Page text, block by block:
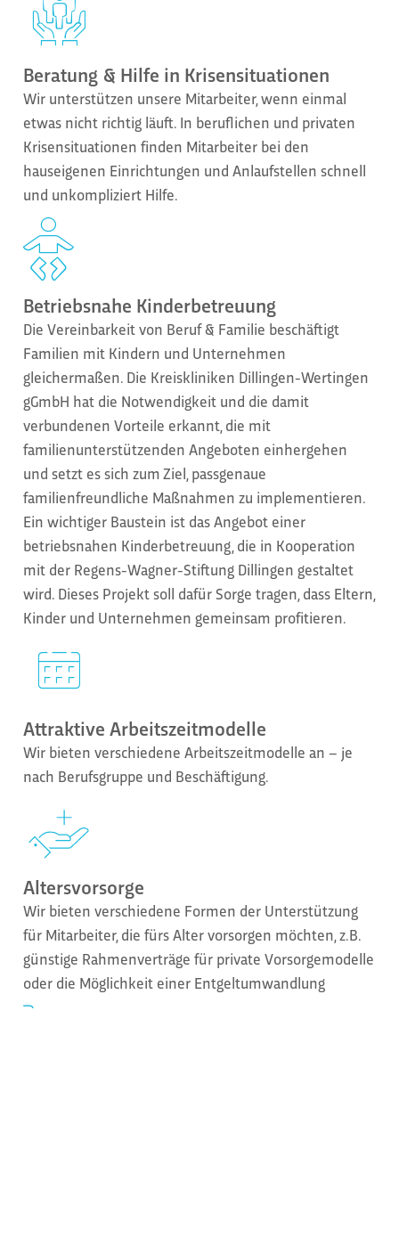
Beratung & Hilfe in Krisensituationen
Wir unterstützen unsere Mitarbeiter, wenn einmal
etwas nicht richtig läuft. In beruflichen und privaten
Krisensituationen finden Mitarbeiter bei den
hauseigenen Einrichtungen und Anlaufstellen schnell
und unkompliziert Hilfe.
Betriebsnahe Kinderbetreuung
Die Vereinbarkeit von Beruf & Familie beschäftigt
Familien mit Kindern und Unternehmen
gleichermaßen. Die Kreiskliniken Dillingen-Wertingen
gGmbH hat die Notwendigkeit und die damit
verbundenen Vorteile erkannt, die mit
familienunterstützenden Angeboten einhergehen
und setzt es sich zum Ziel, passgenaue
familienfreundliche Maßnahmen zu implementieren.
Ein wichtiger Baustein ist das Angebot einer
betriebsnahen Kinderbetreuung, die in Kooperation
mit der Regens-Wagner-Stiftung Dillingen gestaltet
wird. Dieses Projekt soll dafür Sorge tragen, dass Eltern,
Kinder und Unternehmen gemeinsam profitieren.
Attraktive Arbeitszeitmodelle
Wir bieten verschiedene Arbeitszeitmodelle an – je
nach Berufsgruppe und Beschäftigung.
Altersvorsorge
Wir bieten verschiedene Formen der Unterstützung
für Mitarbeiter, die fürs Alter vorsorgen möchten, z.B.
günstige Rahmenverträge für private Vorsorgemodelle
oder die Möglichkeit einer Entgeltumwandlung